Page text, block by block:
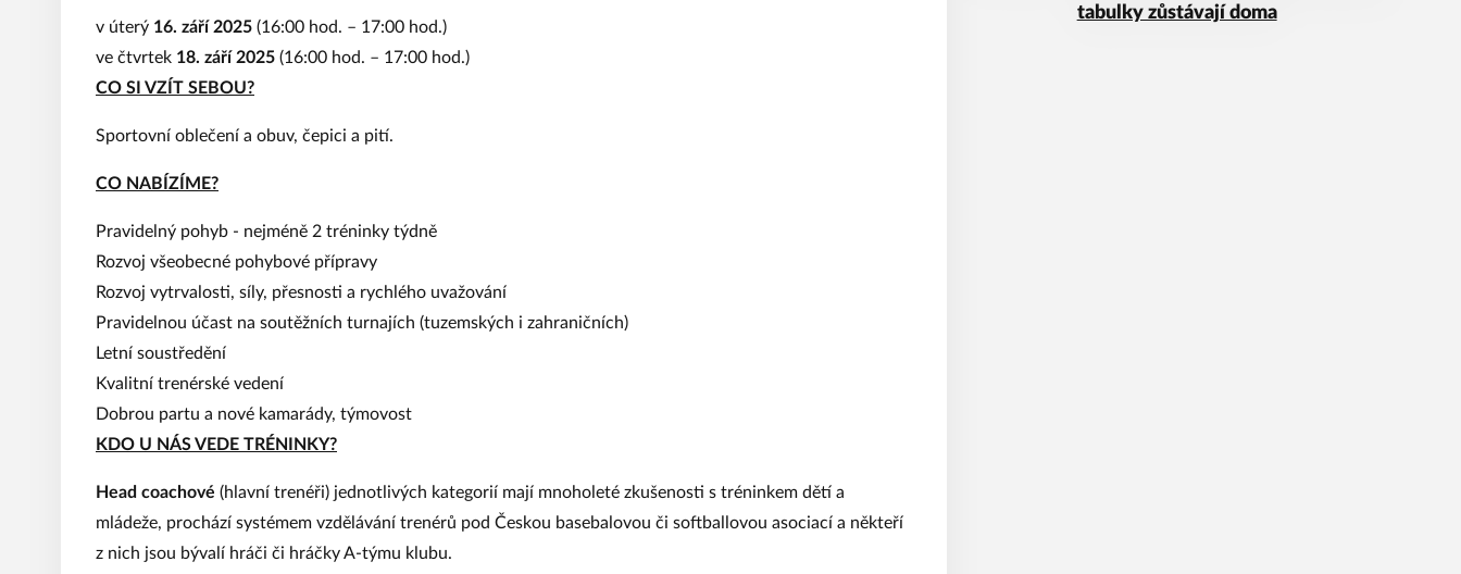
tabulky zůstávají doma
v úterý 16. září 2025 (16:00 hod. – 17:00 hod.)
ve čtvrtek 18. září 2025 (16:00 hod. – 17:00 hod.)
CO SI VZÍT SEBOU?
Sportovní oblečení a obuv, čepici a pití.
CO NABÍZÍME?
Pravidelný pohyb - nejméně 2 tréninky týdně
Rozvoj všeobecné pohybové přípravy
Rozvoj vytrvalosti, síly, přesnosti a rychlého uvažování
Pravidelnou účast na soutěžních turnajích (tuzemských i zahraničních)
Letní soustředění
Kvalitní trenérské vedení
Dobrou partu a nové kamarády, týmovost
KDO U NÁS VEDE TRÉNINKY?
Head coachové (hlavní trenéři) jednotlivých kategorií mají mnoholeté zkušenosti s tréninkem dětí a
mládeže, prochází systémem vzdělávání trenérů pod Českou basebalovou či softballovou asociací a někteří
z nich jsou bývalí hráči či hráčky A-týmu klubu.